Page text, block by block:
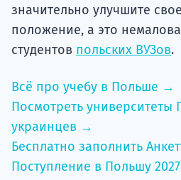
значительно улучшите
положение, а это
студентов польских ВУЗов.
Всё про учебу в Польше →
Посмотреть университеты
украинцев →
Бесплатно заполнить
Поступление в Польшу